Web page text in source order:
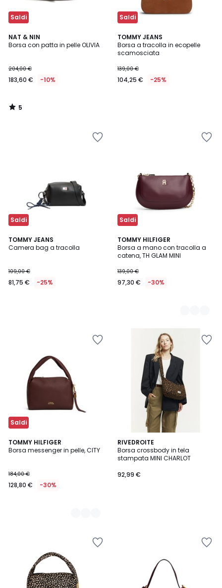
Saldi
NAT & NIN
Borsa con patta in pelle OLIVIA
204,00 €
183,60 € -10%
5
/
5
/
Saldi
TOMMY JEANS
Borsa a tracolla in ecopelle
scamosciata
139,00 €
104,25 € -25%
Saldi
TOMMY JEANS
Camera bag a tracolla
109,00 €
81,75 € -25%
Saldi
TOMMY HILFIGER
Borsa a mano con tracolla a
catena, TH GLAM MINI
139,00 €
97,30 € -30%
2
Colori
Saldi
TOMMY HILFIGER
Borsa messenger in pelle, CITY
184,00 €
128,80 € -30%
2
Colori
RIVEDROITE
Borsa crossbody in tela
stampata MINI CHARLOT
92,99 €